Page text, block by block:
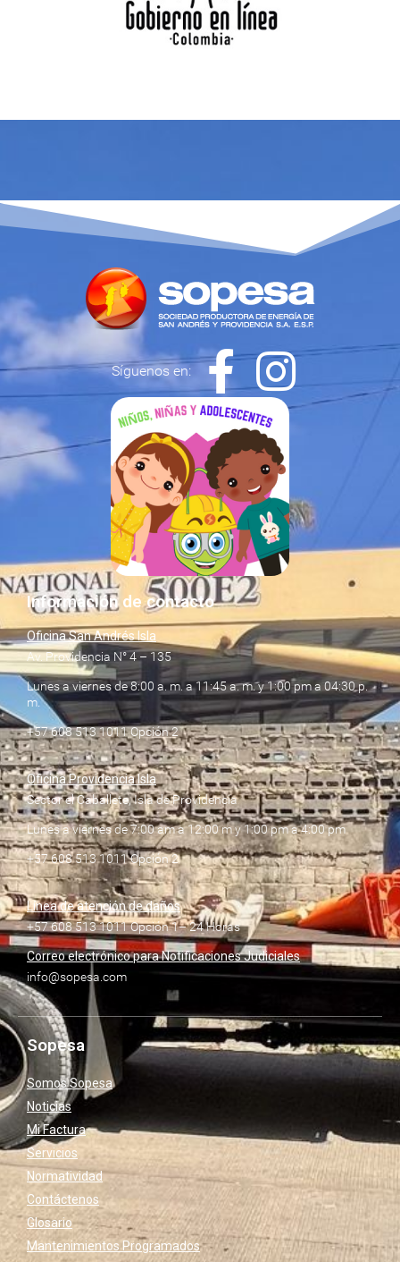
Síguenos en:
Información de contacto
Oficina San Andrés Isla
Av. Providencia N° 4 – 135
Lunes a viernes de 8:00 a. m. a 11:45 a. m. y 1:00 pm a 04:30 p.
m.
+57 608 513 1011 Opción 2
Oficina Providencia Isla
Sector el Caballete, Isla de Providencia
Lunes a viernes de 7:00 am a 12:00 m y 1:00 pm a 4:00 pm
+57 608 513 1011 Opción 2
Línea de atención de daños
+57 608 513 1011 Opción 1– 24 Horas
Correo electrónico para Notificaciones Judiciales
info@sopesa.com
Sopesa
Somos Sopesa
Noticias
Mi Factura
Servicios
Normatividad
Contáctenos
Glosario
Mantenimientos Programados